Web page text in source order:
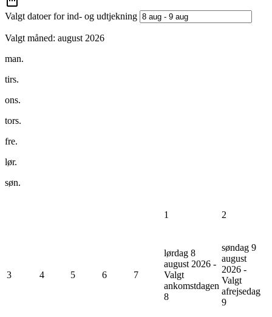
Valgt datoer for ind- og udtjekning
Valgt måned: august 2026
man.
tirs.
ons.
tors.
fre.
lør.
søn.
1 2
3 4 5 6 7
lørdag 8
august 2026 -
Valgt
ankomstdagen
8
søndag 9
august
2026 -
Valgt
afrejsedag
9